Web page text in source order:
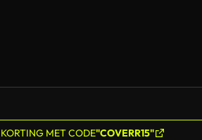
MET CODE"COVERR15"